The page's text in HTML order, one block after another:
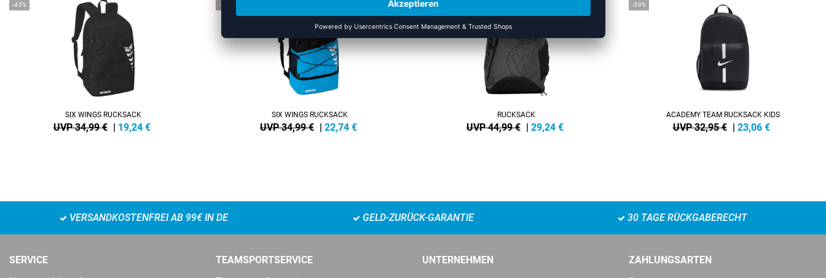
-45%
SIX WINGS RUCKSACK
UVP 34,99 € | 19,24 €
-35%
SIX WINGS RUCKSACK
UVP 34,99 € | 22,74 €
SALE
RUCKSACK
UVP 44,99 € | 29,24 €
-30%
ACADEMY TEAM RUCKSACK KIDS
UVP 32,95 € | 23,06 €
VERSANDKOSTENFREI AB 99€ IN DE GELD-ZURÜCK-GARANTIE 30 TAGE RÜCKGABERECHT
SERVICE
TEAMSPORTSERVICE
UNTERNEHMEN
ZAHLUNGSARTEN